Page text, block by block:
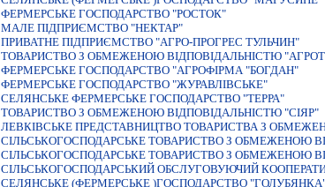
ФЕРМЕРСЬКЕ ГОСПОДАРСТВО "РОСТОК"
МАЛЕ ПIДПРИЄМСТВО "НЕКТАР"
ПРИВАТНЕ ПIДПРИЄМСТВО "АГРО-ПРОГРЕС ТУЛЬЧИН"
ТОВАРИСТВО З ОБМЕЖЕНОЮ ВIДПОВIДАЛЬНIСТЮ
ФЕРМЕРСЬКЕ ГОСПОДАРСТВО "АГРОФIРМА "БОГДАН"
ФЕРМЕРСЬКЕ ГОСПОДАРСТВО "ЖУРАВЛIВСЬКЕ"
СЕЛЯНСЬКЕ ФЕРМЕРСЬКЕ ГОСПОДАРСТВО "ТЕРРА"
ТОВАРИСТВО З ОБМЕЖЕНОЮ ВIДПОВIДАЛЬНIСТЮ "СIЯР"
ЛЕВКІВСЬКЕ ПРЕДСТАВНИЦТВО ТОВАРИСТВА З
СIЛЬСЬКОГОСПОДАРСЬКЕ ТОВАРИСТВО З ОБМЕЖЕНОЮ
СIЛЬСЬКОГОСПОДАРСЬКЕ ТОВАРИСТВО З ОБМЕЖЕНОЮ
СІЛЬСЬКОГОСПОДАРСЬКИЙ ОБСЛУГОВУЮЧИЙ
СЕЛЯНСЬКЕ (ФЕРМЕРСЬКЕ )ГОСПОДАРСТВО